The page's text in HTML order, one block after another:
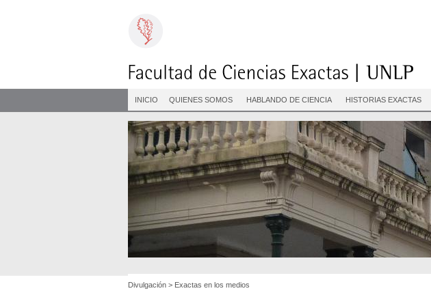
INICIO QUIENES SOMOS HABLANDO DE CIENCIA HISTORIAS EXACTAS
Divulgación > Exactas en los medios